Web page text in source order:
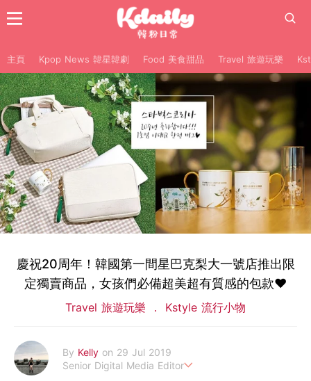
主頁 Kpop News 韓星韓劇 Food 美食甜品 Travel 旅遊玩樂
慶祝20周年！韓國第一間星巴克梨大一號店推出限
定獨賣商品，女孩們必備超美超有質感的包款♥
Travel 旅遊玩樂 Kstyle 流行小物
By Kelly on 29 Jul 2019
Senior Digital Media Editor